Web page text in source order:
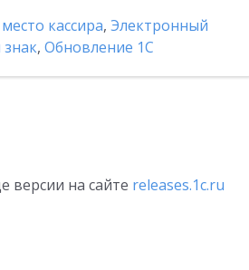
кассира, Электронный
, Обновление 1С
версии на сайте releases.1c.ru